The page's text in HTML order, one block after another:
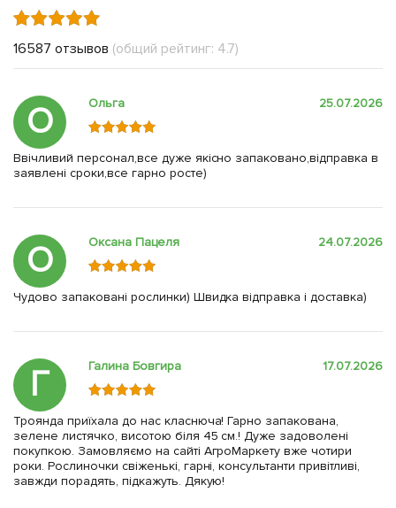
16587 отзывов (общий рейтинг: 4.7)
О Ольга 25.07.2026
Ввічливий персонал,все дуже якісно запаковано,відправка в
заявлені сроки,все гарно росте)
О Оксана Пацеля 24.07.2026
Чудово запаковані рослинки) Швидка відправка і доставка)
Г Галина Бовгира 17.07.2026
Троянда приїхала до нас класнюча! Гарно запакована,
зелене листячко, висотою біля 45 см.! Дуже задоволені
покупкою. Замовляємо на сайті АгроМаркету вже чотири
роки. Рослиночки свіженькі, гарні, консультанти привітливі,
завжди порадять, підкажуть. Дякую!